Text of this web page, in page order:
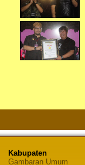
Kabupaten
Gambaran Umum